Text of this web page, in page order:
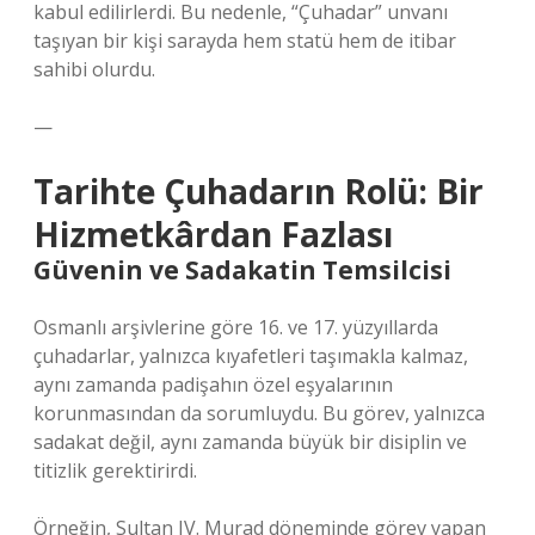
kabul edilirlerdi. Bu nedenle, “Çuhadar” unvanı
taşıyan bir kişi sarayda hem statü hem de itibar
sahibi olurdu.
—
Tarihte Çuhadarın Rolü: Bir
Hizmetkârdan Fazlası
Güvenin ve Sadakatin Temsilcisi
Osmanlı arşivlerine göre 16. ve 17. yüzyıllarda
çuhadarlar, yalnızca kıyafetleri taşımakla kalmaz,
aynı zamanda padişahın özel eşyalarının
korunmasından da sorumluydu. Bu görev, yalnızca
sadakat değil, aynı zamanda büyük bir disiplin ve
titizlik gerektirirdi.
Örneğin, Sultan IV. Murad döneminde görev yapan